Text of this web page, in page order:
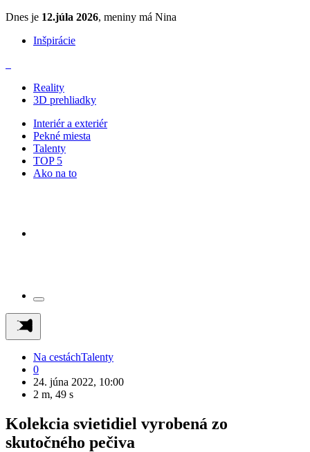
Dnes je 12.júla 2026, meniny má Nina
Inšpirácie
Reality
3D prehliadky
Interiér a exteriér
Pekné miesta
Talenty
TOP 5
Ako na to
Na cestáchTalenty
0
24. júna 2022, 10:00
2 m, 49 s
Kolekcia svietidiel vyrobená zo
skutočného pečiva